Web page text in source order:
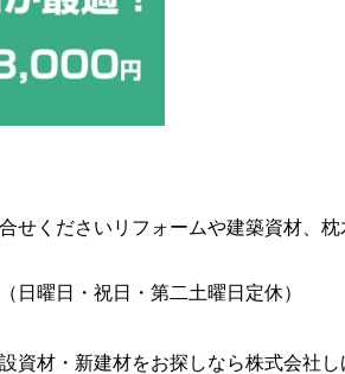
せください リフォームや建築資材、
日曜日・祝日・第二土曜日定休）
資材・新建材をお探しなら株式会社し